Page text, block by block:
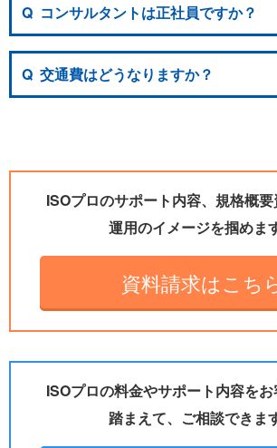
Q コンサルタントは正社員ですか？
Q 交通費はどうなりますか？
ISOプロのサポート内容、規格概要
運用のイメージを掴めま
資料請求はこち
ISOプロの料金やサポート内容を
踏まえて、ご相談できま